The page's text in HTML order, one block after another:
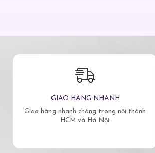
GIAO HÀNG NHANH
Giao hàng nhanh chóng trong nội thành
HCM và Hà Nội.